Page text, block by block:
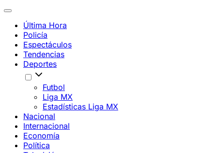
Última Hora
Policía
Espectáculos
Tendencias
Deportes
Futbol
Liga MX
Estadísticas Liga MX
Nacional
Internacional
Economía
Política